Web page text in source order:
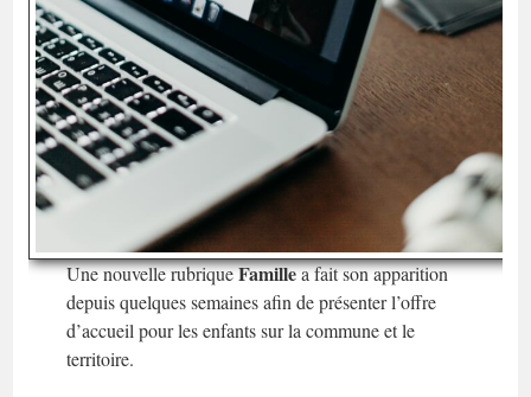
Une nouvelle rubriqueFamillea fait son apparition
depuis quelques semaines afin de présenter l’offre
d’accueil pour les enfants sur la commune et le
territoire.